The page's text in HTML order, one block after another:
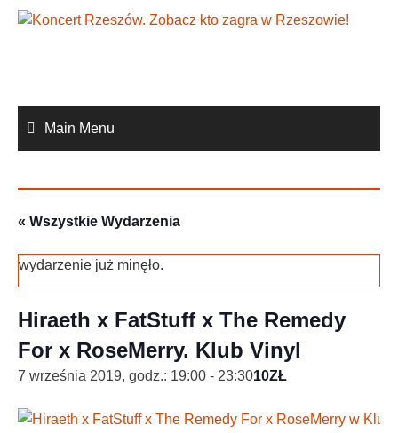
Skip
Main Menu
« Wszystkie Wydarzenia
wydarzenie już minęło.
Hiraeth x FatStuff x The Remedy
For x RoseMerry. Klub Vinyl
7 września 2019, godz.: 19:00 - 23:3010ZŁ